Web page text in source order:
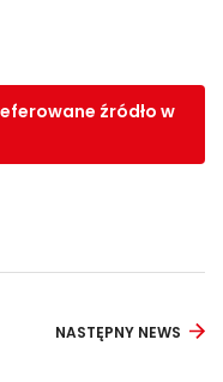
źródło w
NASTĘPNY NEWS